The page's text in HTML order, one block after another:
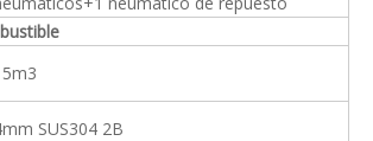
SUS304 2B